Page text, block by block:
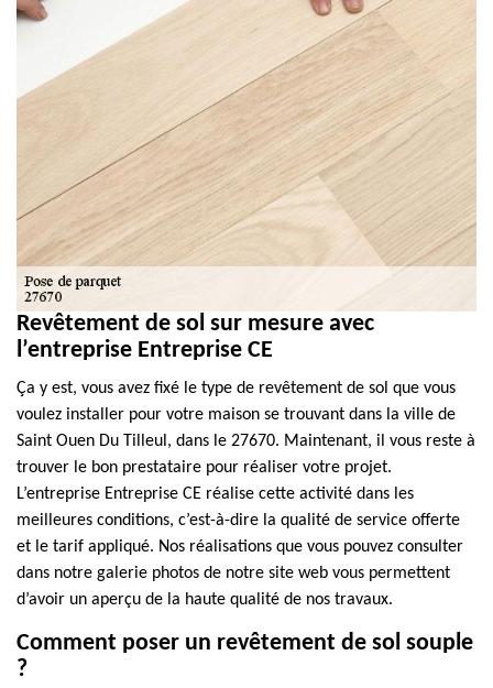
Revêtement de sol sur mesure avec
l’entreprise Entreprise CE
Ça y est, vous avez fixé le type de revêtement de sol que vous
voulez installer pour votre maison se trouvant dans la ville de
Saint Ouen Du Tilleul, dans le 27670. Maintenant, il vous reste à
trouver le bon prestataire pour réaliser votre projet.
L’entreprise Entreprise CE réalise cette activité dans les
meilleures conditions, c’est-à-dire la qualité de service offerte
et le tarif appliqué. Nos réalisations que vous pouvez consulter
dans notre galerie photos de notre site web vous permettent
d’avoir un aperçu de la haute qualité de nos travaux.
Comment poser un revêtement de sol souple
?